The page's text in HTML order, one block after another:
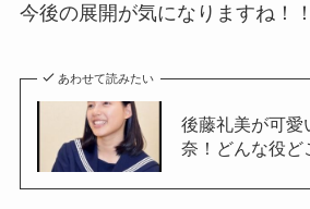
今後の展開が気になりますね！！
あわせて読みたい
後藤礼美が可愛
奈！どんな役ど